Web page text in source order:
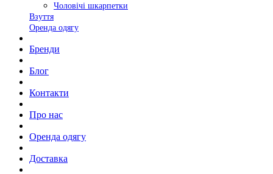
Чоловічі шкарпетки
Взуття
Оренда одягу
Бренди
Блог
Контакти
Про нас
Оренда одягу
Доставка